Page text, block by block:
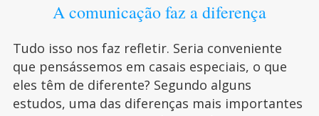
A comunicação faz a diferença
Tudo isso nos faz refletir. Seria conveniente
que pensássemos em casais especiais, o que
eles têm de diferente? Segundo alguns
estudos, uma das diferenças mais importantes